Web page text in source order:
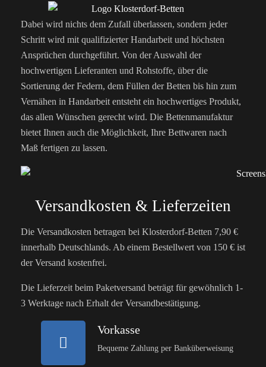
Dabei wird nichts dem Zufall überlassen, sondern jeder
Schritt wird mit qualifizierter Handarbeit und höchsten
Ansprüchen durchgeführt. Von der Auswahl der
hochwertigen Lieferanten und Rohstoffe, über die
Sortierung der Federn, dem Füllen der Betten bis hin zum
Vernähen in Handarbeit entsteht ein hochwertiges Produkt,
das allen Wünschen gerecht wird. Die Bettenmanufaktur
bietet Ihnen auch die Möglichkeit, Ihre Bettwaren nach
Maß fertigen zu lassen.
Versandkosten & Lieferzeiten
Die Versandkosten betragen bei Klosterdorf-Betten 7,90 €
innerhalb Deutschlands. Ab einem Bestellwert von 150 € ist
der Versand kostenfrei.
Die Lieferzeit beim Paketversand beträgt für gewöhnlich 1-
3 Werktage nach Erhalt der Versandbestätigung.
Vorkasse
Bequeme Zahlung per Banküberweisung